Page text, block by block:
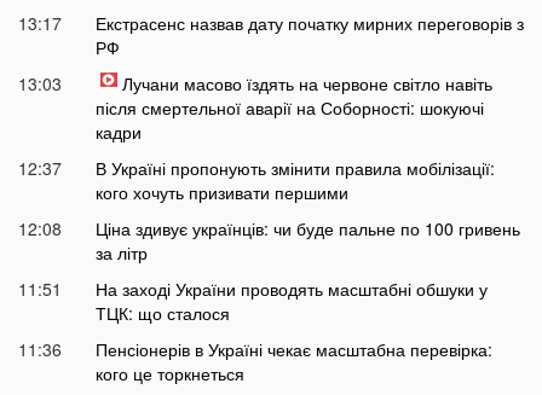
13:17
Екстрасенс назвав дату початку мирних переговорів з
РФ
13:03
Лучани масово їздять на червоне світло навіть
після смертельної аварії на Соборності: шокуючі
кадри
12:37
В Україні пропонують змінити правила мобілізації:
кого хочуть призивати першими
12:08
Ціна здивує українців: чи буде пальне по 100 гривень
за літр
11:51
На заході України проводять масштабні обшуки у
ТЦК: що сталося
11:36
Пенсіонерів в Україні чекає масштабна перевірка:
кого це торкнеться